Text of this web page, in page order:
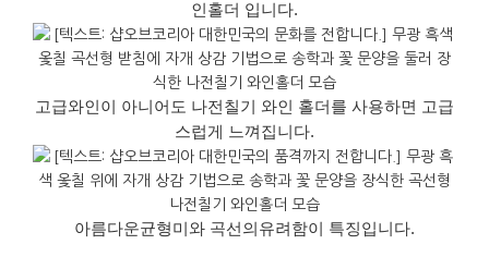
인홀더 입니다.
고급와인이 아니어도 나전칠기 와인 홀더를 사용하면 고급
스럽게
느껴집니다.
아름다운균형미와 곡선의 유려함이 특징입니다.